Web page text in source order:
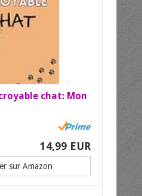
chat: Mon
14,99 EUR
sur Amazon